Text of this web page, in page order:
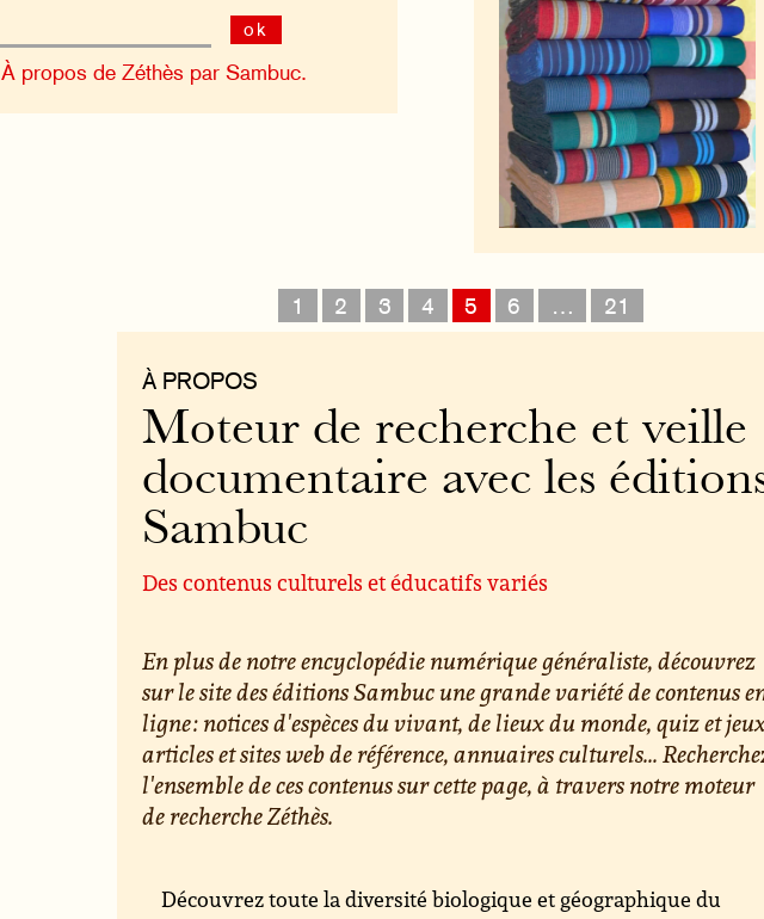
ok
À propos de Zéthès par Sambuc.
1 2 3 4 5 6 … 21
À PROPOS
Moteur de recherche et veille
documentaire avec les
Sambuc
Des contenus culturels et éducatifs variés
En plus de notre encyclopédie numérique généraliste, découvrez
sur le site des éditions Sambuc une grande variété de contenus
ligne : notices d'espèces du vivant, de lieux du monde, quiz et
articles et sites web de référence, annuaires culturels...
l'ensemble de ces contenus sur cette page, à travers notre moteur
de recherche Zéthès.
Découvrez toute la diversité biologique et géographique du